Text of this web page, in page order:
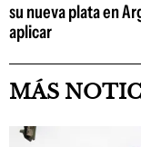
su nueva plata en
aplicar
MÁS